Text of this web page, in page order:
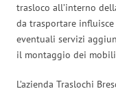
trasloco all’interno
da trasportare
eventuali servizi
il montaggio dei
L’azienda Traslochi